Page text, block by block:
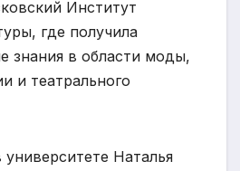
Институт
где получила
знания в области моды,
и театрального
Наталья